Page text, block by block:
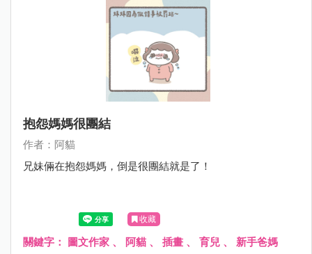
抱怨媽媽很團結
作者：阿貓
兄妹倆在抱怨媽媽，倒是很團結就是了！
收藏
關鍵字： 圖文作家 、 阿貓 、 插畫 、 育兒 、 新手爸媽